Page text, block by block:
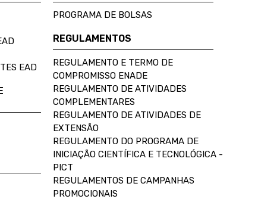
EAD
PROGRAMA DE BOLSAS
REGULAMENTOS
REGULAMENTO E TERMO DE
COMPROMISSO ENADE
REGULAMENTO DE ATIVIDADES
COMPLEMENTARES
REGULAMENTO DE ATIVIDADES DE
EXTENSÃO
REGULAMENTO DO PROGRAMA DE
INICIAÇÃO CIENTÍFICA E TECNOLÓGICA -
PICT
REGULAMENTOS DE CAMPANHAS
PROMOCIONAIS